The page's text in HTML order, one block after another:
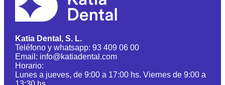
Katia Dental, S. L.
Teléfono y whatsapp: 93 409 06 00
Email: info@katiadental.com
Horario:
Lunes a jueves, de 9:00 a 17:00 hs. Viernes de 9:00 a